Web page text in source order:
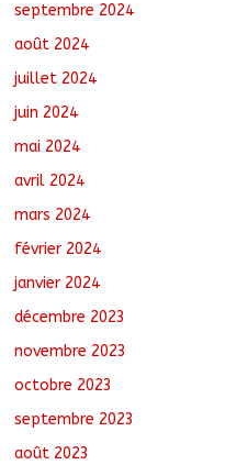
septembre 2024
août 2024
juillet 2024
juin 2024
mai 2024
avril 2024
mars 2024
février 2024
janvier 2024
décembre 2023
novembre 2023
octobre 2023
septembre 2023
août 2023